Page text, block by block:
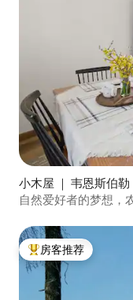
小木屋 ｜ 韦恩斯伯勒
自然爱好者的梦想，
热门「房客推荐」
房客推荐